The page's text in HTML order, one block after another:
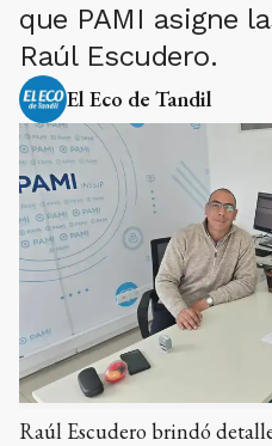
que PAMI asigne
Raúl Escudero.
El Eco de Tandil
Raúl Escudero brindó